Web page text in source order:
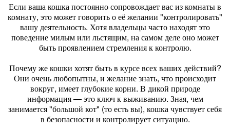
Если ваша кошка постоянно сопровождает вас из комнаты в
комнату, это может говорить о её желании "контролировать"
вашу деятельность. Хотя владельцы часто находят это
поведение милым или льстящим, на самом деле оно может
быть проявлением стремления к контролю.
Почему же кошки хотят быть в курсе всех ваших действий?
Они очень любопытны, и желание знать, что происходит
вокруг, имеет глубокие корни. В дикой природе
информация — это ключ к выживанию. Зная, чем
занимается "большой кот" (то есть вы), кошка чувствует себя
в безопасности и контролирует ситуацию.